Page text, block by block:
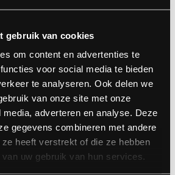
gebruik van cookies
om content en advertenties te
voor social media te bieden
te analyseren. Ook delen we
van onze site met onze
adverteren en analyse. Deze
gegevens combineren met andere
heeft verstrekt of die ze hebben
uw gebruik van hun services.
45 Mail me